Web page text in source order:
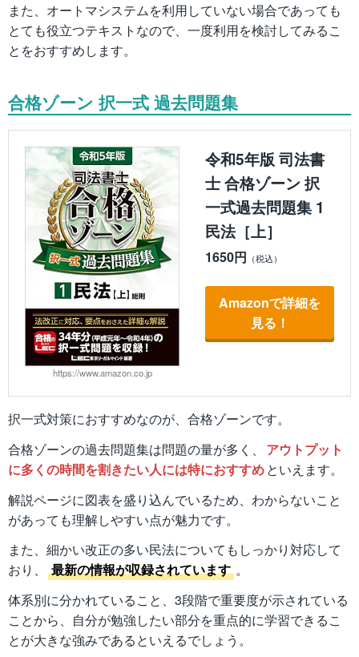
また、オートマシステムを利用していない場合であっても
とても役立つテキストなので、一度利用を検討してみるこ
とをおすすめします。
合格ゾーン 択一式 過去問題集
https://www.amazon.co.jp
令和5年版 司法書
士 合格ゾーン 択
一式過去問題集 1
民法［上］
1650円
Amazonで詳細を
見る！
択一式対策におすすめなのが、合格ゾーンです。
合格ゾーンの過去問題集は問題の量が多く、
アウトプット
に多くの時間を割きたい人には特におすすめといえます。
解説ページに図表を盛り込んでいるため、わからないこと
があっても理解しやすい点が魅力です。
また、細かい改正の多い民法についてもしっかり対応して
おり、
最新の情報が収録されています 。
体系別に分かれていること、3段階で重要度が示されている
ことから、自分が勉強したい部分を重点的に学習できるこ
とが大きな強みであるといえるでしょう。